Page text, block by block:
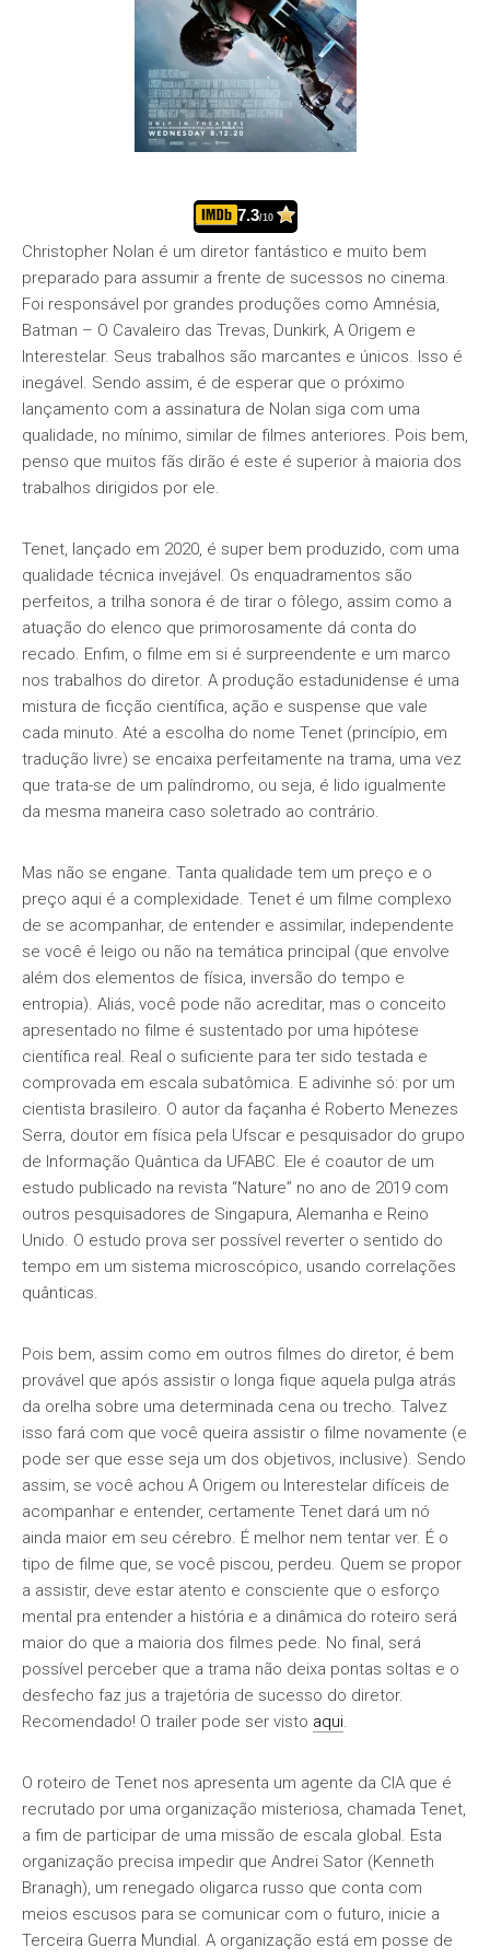
7.3/10
Christopher Nolan é um diretor fantástico e muito bem
preparado para assumir a frente de sucessos no cinema.
Foi responsável por grandes produções como Amnésia,
Batman – O Cavaleiro das Trevas, Dunkirk, A Origem e
Interestelar. Seus trabalhos são marcantes e únicos. Isso é
inegável. Sendo assim, é de esperar que o próximo
lançamento com a assinatura de Nolan siga com uma
qualidade, no mínimo, similar de filmes anteriores. Pois bem,
penso que muitos fãs dirão é este é superior à maioria dos
trabalhos dirigidos por ele.
Tenet, lançado em 2020, é super bem produzido, com uma
qualidade técnica invejável. Os enquadramentos são
perfeitos, a trilha sonora é de tirar o fôlego, assim como a
atuação do elenco que primorosamente dá conta do
recado. Enfim, o filme em si é surpreendente e um marco
nos trabalhos do diretor. A produção estadunidense é uma
mistura de ficção científica, ação e suspense que vale
cada minuto. Até a escolha do nome Tenet (princípio, em
tradução livre) se encaixa perfeitamente na trama, uma vez
que trata-se de um palíndromo, ou seja, é lido igualmente
da mesma maneira caso soletrado ao contrário.
Mas não se engane. Tanta qualidade tem um preço e o
preço aqui é a complexidade. Tenet é um filme complexo
de se acompanhar, de entender e assimilar, independente
se você é leigo ou não na temática principal (que envolve
além dos elementos de física, inversão do tempo e
entropia). Aliás, você pode não acreditar, mas o conceito
apresentado no filme é sustentado por uma hipótese
científica real. Real o suficiente para ter sido testada e
comprovada em escala subatômica. E adivinhe só: por um
cientista brasileiro. O autor da façanha é Roberto Menezes
Serra, doutor em física pela Ufscar e pesquisador do grupo
de Informação Quântica da UFABC. Ele é coautor de um
estudo publicado na revista “Nature” no ano de 2019 com
outros pesquisadores de Singapura, Alemanha e Reino
Unido. O estudo prova ser possível reverter o sentido do
tempo em um sistema microscópico, usando correlações
quânticas.
Pois bem, assim como em outros filmes do diretor, é bem
provável que após assistir o longa fique aquela pulga atrás
da orelha sobre uma determinada cena ou trecho. Talvez
isso fará com que você queira assistir o filme novamente (e
pode ser que esse seja um dos objetivos, inclusive). Sendo
assim, se você achou A Origem ou Interestelar difíceis de
acompanhar e entender, certamente Tenet dará um nó
ainda maior em seu cérebro. É melhor nem tentar ver. É o
tipo de filme que, se você piscou, perdeu. Quem se propor
a assistir, deve estar atento e consciente que o esforço
mental pra entender a história e a dinâmica do roteiro será
maior do que a maioria dos filmes pede. No final, será
possível perceber que a trama não deixa pontas soltas e o
desfecho faz jus a trajetória de sucesso do diretor.
Recomendado! O trailer pode ser visto aqui.
O roteiro de Tenet nos apresenta um agente da CIA que é
recrutado por uma organização misteriosa, chamada Tenet,
a fim de participar de uma missão de escala global. Esta
organização precisa impedir que Andrei Sator (Kenneth
Branagh), um renegado oligarca russo que conta com
meios escusos para se comunicar com o futuro, inicie a
Terceira Guerra Mundial. A organização está em posse de